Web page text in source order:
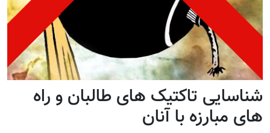
شناسایی تاکتیک های طالبان و راه
های مبارزه با آنان